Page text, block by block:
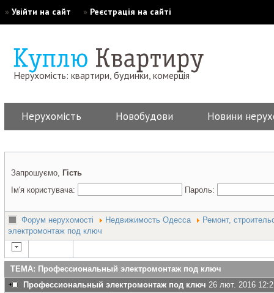
» Увійти на сайт » Реєстрація на сайті
Нерухомість: квартири, будинки, комерція
Нерухомість Новобудови Новини
Запрошуємо, Гість
Ім'я користувача:
Пароль:
Форум нерухомості Недвижимость Одесса
Ремонт,
электромонтаж под ключ
ТЕМА: Профессиональный электромонтаж под ключ
Профессиональный электромонтаж под ключ 26 лют. 2016